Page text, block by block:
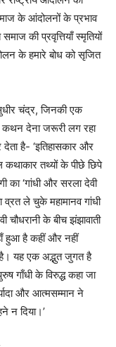
के आंदोलनों के प्रभाव
की प्रवृत्तियाँ स्मृतियों
के हमारे बोध को सृजित
चंद्र, जिनकी एक
कथन देना जरूरी लग रहा
है- ‘इतिहासकार और
तथ्यों के पीछे छिपे
का ‘गांधी और सरला देवी
व्रत ले चुके महामानव गांधी
चौधरानी के बीच झंझावाती
हुआ है कहीं और नहीं
यह एक अद्भुत जुगत है
गाँधी के विरुद्ध कहा जा
और आत्मसम्मान ने
न दिया।’